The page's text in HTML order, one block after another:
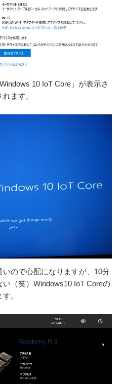
10 IoT Core」が表示さ
ます。
ので心配になりますが、10分
い（笑）Windows10 IoT Coreの
。